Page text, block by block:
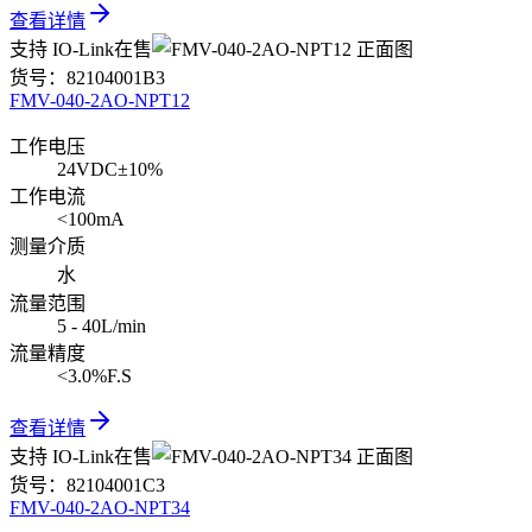
查看详情
支持 IO-Link在售
货号： 82104001B3
FMV-040-2AO-NPT12
工作电压
24VDC±10%
工作电流
<100mA
测量介质
水
流量范围
5 - 40L/min
流量精度
<3.0%F.S
查看详情
支持 IO-Link在售
货号： 82104001C3
FMV-040-2AO-NPT34